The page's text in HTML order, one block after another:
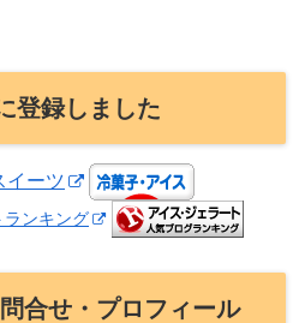
登録しました
イーツ
ランキング
合せ・プロフィール